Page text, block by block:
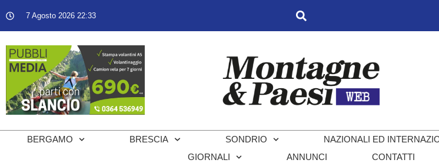
7 Agosto 2026 22:33
BERGAMO BRESCIA SONDRIO NAZIONALI ED
GIORNALI
ANNUNCI CONTATTI